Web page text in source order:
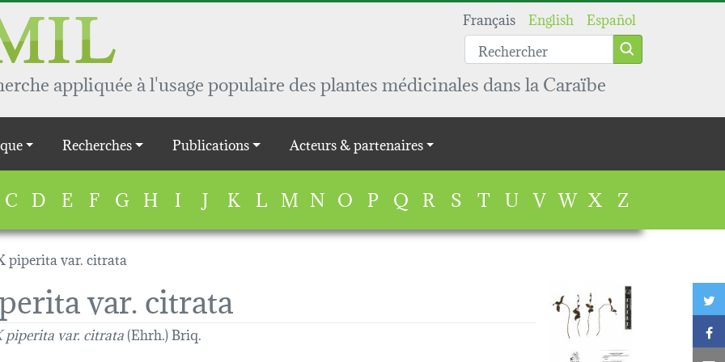
appliquée à l'usage populaire des plantes médicinales dans la Caraïbe
Français English Español
Recherches Publications Acteurs & partenaires
C D E F G H I J K L M N O P Q R S T U V W X Z
piperita var. citrata
var. citrata
piperita var. citrata(Ehrh.) Briq.